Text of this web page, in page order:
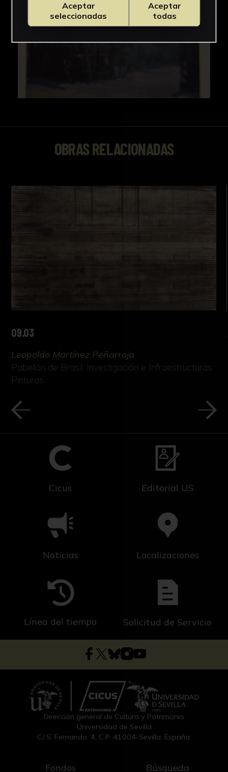
OBRAS RELACIONADAS
09.03
Leopoldo Martínez Peñarroja
Pabellón de Brasil. Investigación e Infraestructuras
Pinturas
Cicus Editorial US
Noticias Localizaciones
Línea del tiempo Solicitud de Servicio
Dirección general de Cultura y Patrimonio
Universidad de Sevilla
C/ S. Fernando, 4, C.P. 41004-Sevilla, España.
Fondos Búsqueda
Aceptar
seleccionadas
Aceptar
todas